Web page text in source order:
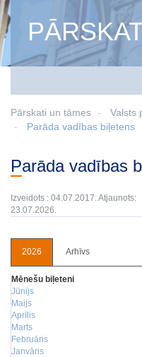
Pārskati un tāmes
Valsts
Parāda vadības biļetens
Parāda vadības
Izveidots : 04.07.2017. Atjaunots:
23.07.2026.
2026 Arhīvs
Mēnešu biļeteni
Jūnijs
Maijs
Aprīlis
Marts
Februāris
Janvāris